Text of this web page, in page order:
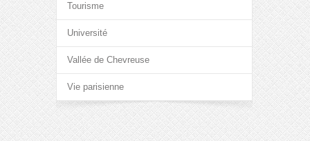
Tourisme
Université
Vallée de Chevreuse
Vie parisienne